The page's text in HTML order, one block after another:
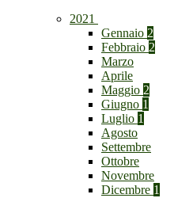
2021
Gennaio 2
Febbraio 2
Marzo
Aprile
Maggio 2
Giugno 1
Luglio 1
Agosto
Settembre
Ottobre
Novembre
Dicembre 1